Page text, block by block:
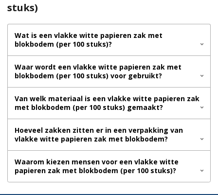
stuks)
Wat is een vlakke witte papieren zak met
blokbodem (per 100 stuks)?
Waar wordt een vlakke witte papieren zak met
blokbodem (per 100 stuks) voor gebruikt?
Van welk materiaal is een vlakke witte papieren zak
met blokbodem (per 100 stuks) gemaakt?
Hoeveel zakken zitten er in een verpakking van
vlakke witte papieren zak met blokbodem?
Waarom kiezen mensen voor een vlakke witte
papieren zak met blokbodem (per 100 stuks)?